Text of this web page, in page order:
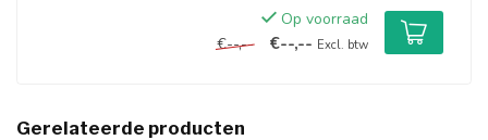
Op voorraad
€--,--
€--,-- Excl. btw
Gerelateerde producten